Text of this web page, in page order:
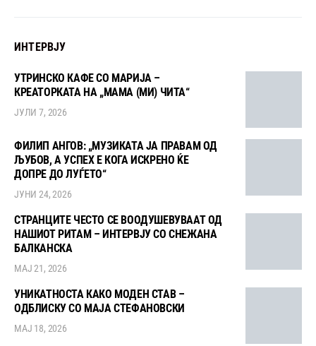
ИНТЕРВЈУ
УТРИНСКО КАФЕ СО МАРИЈА –
КРЕАТОРКАТА НА „МАМА (МИ) ЧИТА“
ЈУЛИ 7, 2026
ФИЛИП АНГОВ: „МУЗИКАТА ЈА ПРАВАМ ОД
ЉУБОВ, А УСПЕХ Е КОГА ИСКРЕНО ЌЕ
ДОПРЕ ДО ЛУЃЕТО“
ЈУНИ 24, 2026
СТРАНЦИТЕ ЧЕСТО СЕ ВООДУШЕВУВААТ ОД
НАШИОТ РИТАМ – ИНТЕРВЈУ СО СНЕЖАНА
БАЛКАНСКА
МАЈ 21, 2026
УНИКАТНОСТА КАКО МОДЕН СТАВ –
ОДБЛИСКУ СО МАЈА СТЕФАНОВСКИ
МАЈ 18, 2026